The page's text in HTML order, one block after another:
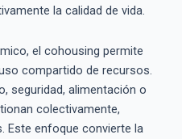
la calidad de vida.
el cohousing permite
compartido de recursos.
seguridad, alimentación o
colectivamente,
Este enfoque convierte la